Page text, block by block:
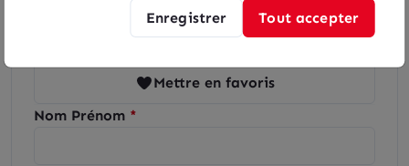
03 85 41 42 00
Mettre en favoris
Nom Prénom
Enregistrer Tout accepter